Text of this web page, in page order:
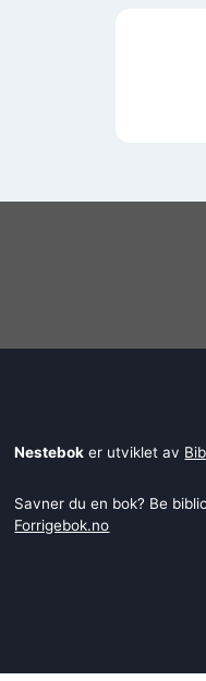
Nestebok er utviklet av
Savner du en bok? Be
Forrigebok.no